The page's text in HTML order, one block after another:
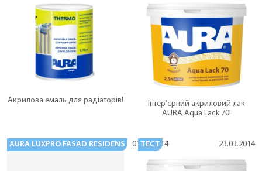
Акрилова емаль для радіаторів!
Інтер’єрний акриловий лак
AURA Aqua Lack 70!
AURA LUXPRO FASAD RESIDENS 01.06.2014
ТЕСТ 23.03.2014